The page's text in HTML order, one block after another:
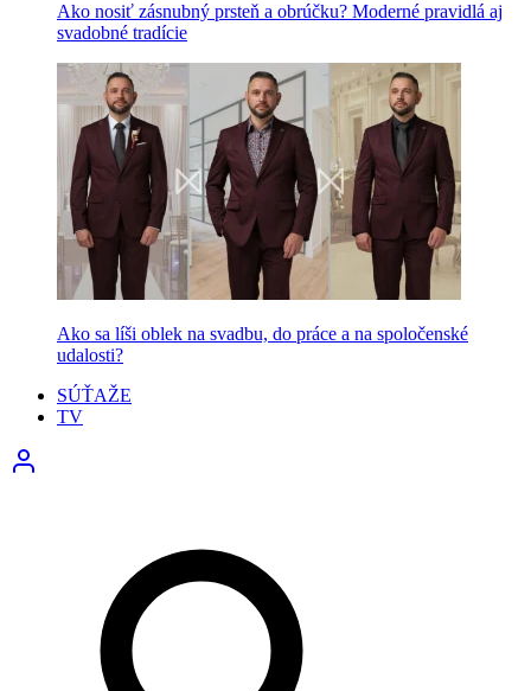
Ako nosiť zásnubný prsteň a obrúčku? Moderné pravidlá aj
svadobné tradície
Ako sa líši oblek na svadbu, do práce a na spoločenské
udalosti?
SÚŤAŽE
TV